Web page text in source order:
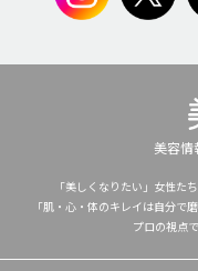
美容情
「美しくなりたい」女性た
「肌・心・体のキレイは自分で
プロの視点